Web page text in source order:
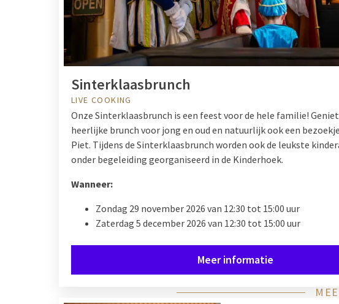
Sinterklaasbrunch
LIVE COOKING
Onze Sinterklaasbrunch is een feest voor de hele familie!
heerlijke brunch voor jong en oud en natuurlijk ook een
Piet. Tijdens de Sinterklaasbrunch worden ook de leukste
onder begeleiding georganiseerd in de Kinderhoek.
Wanneer:
Zondag 29 november 2026 van 12:30 tot 15:00 uur
Zaterdag 5 december 2026 van 12:30 tot 15:00 uur
Meer informatie